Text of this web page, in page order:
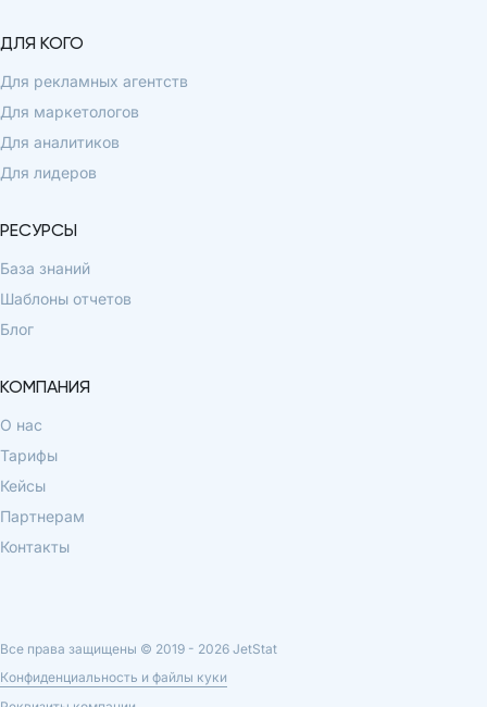
ДЛЯ КОГО
Для рекламных агентств
Для маркетологов
Для аналитиков
Для лидеров
РЕСУРСЫ
База знаний
Шаблоны отчетов
Блог
КОМПАНИЯ
О нас
Тарифы
Кейсы
Партнерам
Контакты
Все права защищены © 2019 - 2026 JetStat
Конфиденциальность и файлы куки